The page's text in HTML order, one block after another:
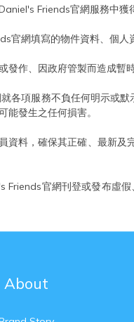
Friends官網服務中獲
官網填寫的物件資料、個人
發作、因政府管製而造成暫
各項服務不負任何明示或
能發生之任何損害。
資料，確保其正確、最新
Friends官網刊登或發布虛
About